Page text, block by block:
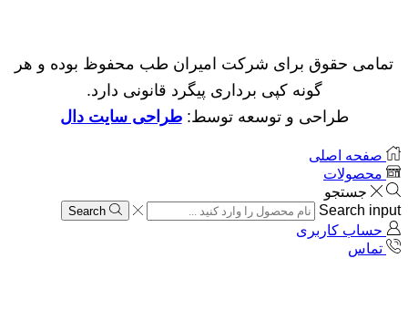
تمامی حقوق برای شرکت امیران طب محفوظ بوده و هر
گونه کپی برداری پیگرد قانونی دارد.
طراحی و توسعه توسط:طراحی سایت دال
صفحه اصلی
محصولات
جستجو
Search input
Search
حساب کاربری
تماس